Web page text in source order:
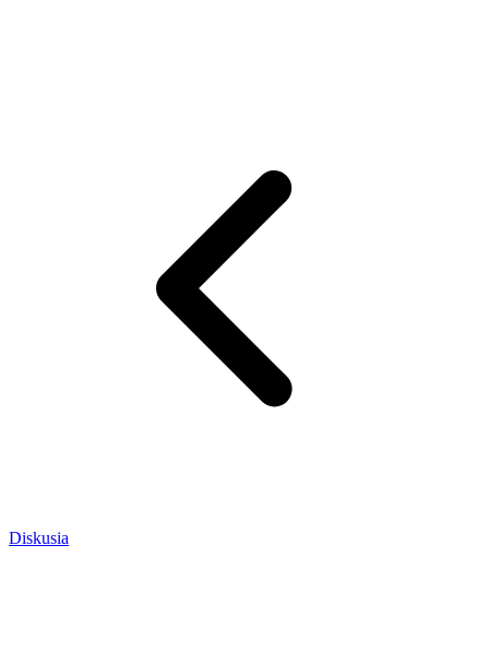
Diskusia